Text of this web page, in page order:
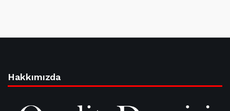
Hakkımızda